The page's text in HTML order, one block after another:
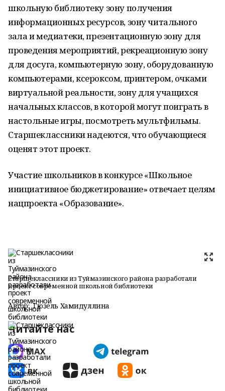
школьную библиотеку зону получения
информационных ресурсов, зону читального
зала и медиатеки, презентационную зону для
проведения мероприятий, рекреационную зону
для досуга, компьютерную зону, оборудованную
компьютерами, ксероксом, принтером, очками
виртуальной реальности, зону для учащихся
начальных классов, в которой могут поиграть в
настольные игры, посмотреть мультфильмы.
Старшеклассники надеются, что обучающиеся
оценят этот проект.
Участие школьников в конкурсе «Школьное
инициативное бюджетирование» отвечает целям
нацпроекта «Образование».
Старшеклассники из Туймазинского района разработали
проект современной школьной библиотеки
Автор: Гюзель Хамидуллина
Читайте нас